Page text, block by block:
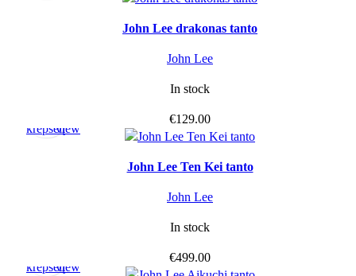
John Lee drakonas tanto
John Lee
In stock
€129.00
krepšelįview
John Lee Ten Kei tanto
John Lee
In stock
€499.00
krepšelįview